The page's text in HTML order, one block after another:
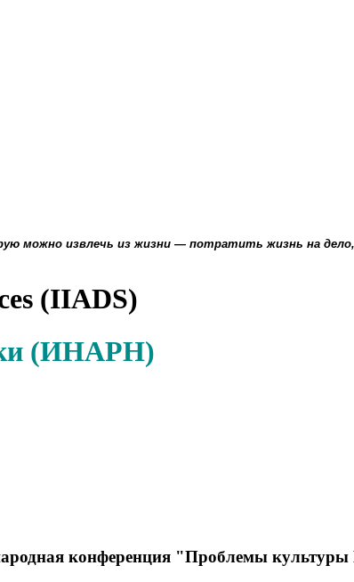
можно извлечь из жизни — потратить жизнь на
(IIADS)
(ИНАРН)
конференция "Проблемы